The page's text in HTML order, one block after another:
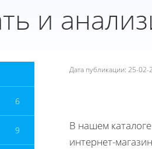
и
6
9
Дата публикации: 25-
В нашем
интернет-